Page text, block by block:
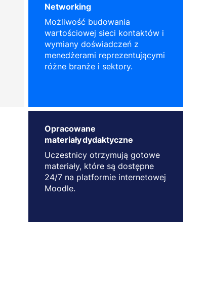
Networking
Możliwość budowania
wartościowej sieci kontaktów i
wymiany doświadczeń z
menedżerami reprezentującymi
różne branże i sektory.
Opracowane
materiały dydaktyczne
Uczestnicy otrzymują gotowe
materiały, które są dostępne
24/7 na platformie internetowej
Moodle.